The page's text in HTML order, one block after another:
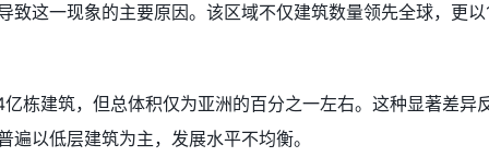
致这一现象的主要原因。该区域不仅建筑数量领先全球，更
栋建筑，但总体积仅为亚洲的百分之一左右。这种显著差异
以低层建筑为主，发展水平不均衡。